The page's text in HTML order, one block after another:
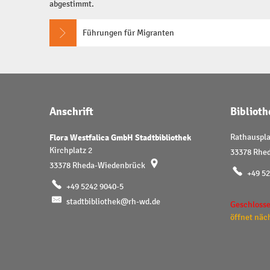
abgestimmt.
Führungen für Migranten
Anschrift
Flora Westfalica GmbH Stadtbibliothek
Kirchplatz 2
33378 Rheda-Wiedenbrück
+49 5242 9040-5
stadtbibliothek@rh-wd.de
33378
+49
Klicken,
öffnet